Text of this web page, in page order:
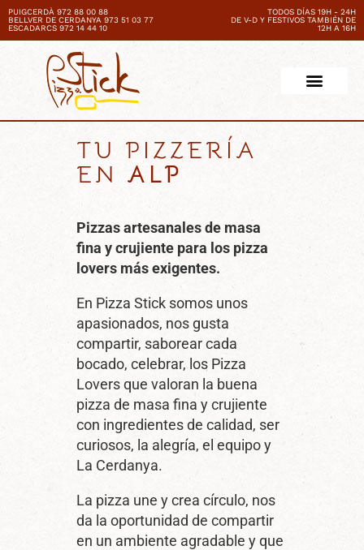
PUIGCERDÀ 972 88 00 88
BELLVER DE CERDANYA 973 51 03 77
ESCADARCS 972 14 44 10
TODOS DÍAS 19H - 24H
DE V-D Y FESTIVOS TAMBIÉN DE
12H A 16H
TU PIZZERÍA
EN ALP
Pizzas artesanales de masa
fina y crujiente para los pizza
lovers más exigentes.
En Pizza Stick somos unos
apasionados, nos gusta
compartir, saborear cada
bocado, celebrar, los Pizza
Lovers que valoran la buena
pizza de masa fina y crujiente
con ingredientes de calidad, ser
curiosos, la alegría, el equipo y
La Cerdanya.
La pizza une y crea círculo, nos
da la oportunidad de compartir
en un ambiente agradable y que